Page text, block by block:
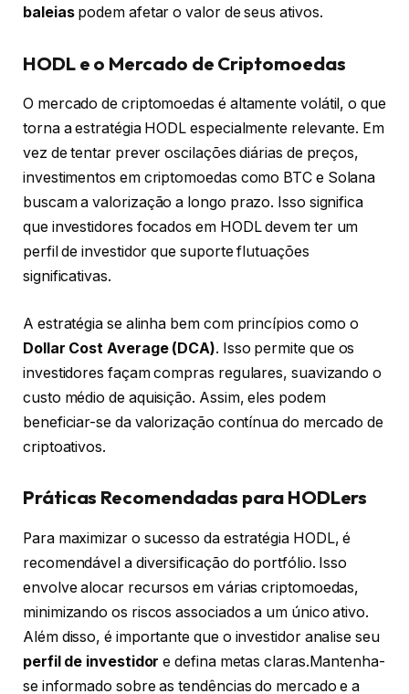
baleiaspodem afetar o valor de seus ativos.
HODL e o Mercado de Criptomoedas
O mercado de criptomoedas é altamente volátil, o que
torna a estratégia HODL especialmente relevante. Em
vez de tentar prever oscilações diárias de preços,
investimentos em criptomoedas como BTC e Solana
buscam a valorização a longo prazo. Isso significa
que investidores focados em HODL devem ter um
perfil de investidor que suporte flutuações
significativas.
A estratégia se alinha bem com princípios como o
Dollar Cost Average (DCA). Isso permite que os
investidores façam compras regulares, suavizando o
custo médio de aquisição. Assim, eles podem
beneficiar-se da valorização contínua do mercado de
criptoativos.
Práticas Recomendadas para HODLers
Para maximizar o sucesso da estratégia HODL, é
recomendável a diversificação do portfólio. Isso
envolve alocar recursos em várias criptomoedas,
minimizando os riscos associados a um único ativo.
Além disso, é importante que o investidor analise seu
perfil de investidor e defina metas claras.Mantenha-
se informado sobre as tendências do mercado e a